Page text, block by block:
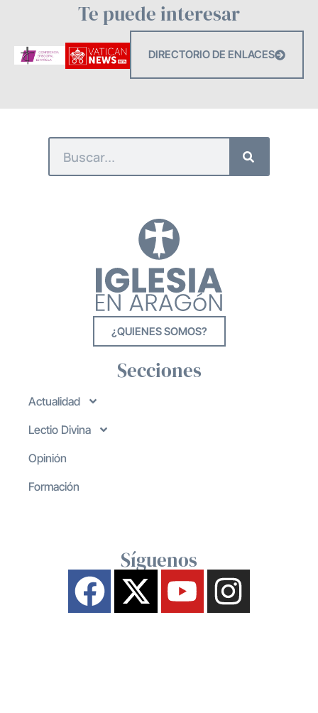
Te puede interesar
DIRECTORIO DE ENLACES
¿QUIENES SOMOS?
Secciones
Actualidad
Lectio Divina
Opinión
Formación
Síguenos